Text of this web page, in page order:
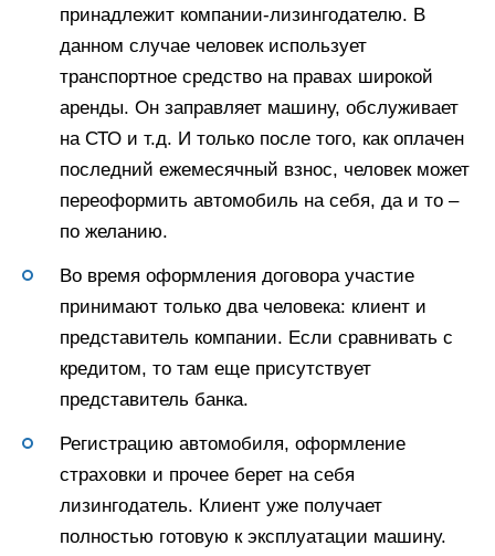
принадлежит компании-лизингодателю. В
данном случае человек использует
транспортное средство на правах широкой
аренды. Он заправляет машину, обслуживает
на СТО и т.д. И только после того, как оплачен
последний ежемесячный взнос, человек может
переоформить автомобиль на себя, да и то –
по желанию.
Во время оформления договора участие
принимают только два человека: клиент и
представитель компании. Если сравнивать с
кредитом, то там еще присутствует
представитель банка.
Регистрацию автомобиля, оформление
страховки и прочее берет на себя
лизингодатель. Клиент уже получает
полностью готовую к эксплуатации машину.